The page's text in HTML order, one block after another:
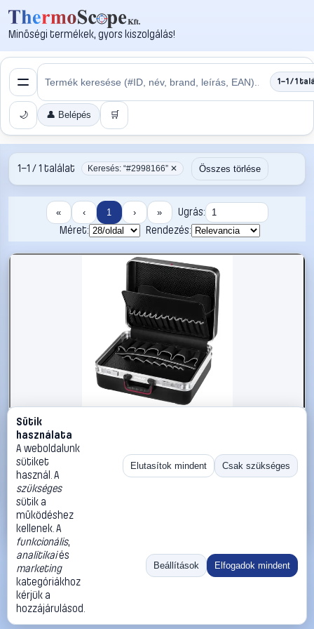
Minőségi termékek, gyors kiszolgálás!
1–1 / 1
🌙 👤 Belépés 🛒
1–1 / 1 találat Keresés: “#2998166” ✕ Összes törlése
« ‹ 1 › »
Ugrás:
Méret:
Rendezés:
#2998166
Parat CLASSIC Deep Space 488050171 Univerzális
Szerszámos hordtáska, tartalom nélkül 1 db
Parat Szerszámkoffer, szerszámtároló táska, szerszámos bőrönd
97 990 Ft
Kosárba
«
Ugrás:
Méret:
Rendezés:
©2026
ThermoScope
ÁSZF
Cégbemutató
Sütik
használata
A weboldalunk
sütiket
használ. A
szükséges
sütik a
működéshez
kellenek. A
funkcionális,
analitikaiés
marketing
kategóriákhoz
kérjük a
hozzájárulásod.
Elutasítok mindent Csak szükséges
Beállítások Elfogadok mindent